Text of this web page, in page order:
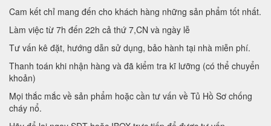
Cam kết chỉ mang đến cho khách hàng những sản phẩm tốt nhất.
Làm việc từ 7h đến 22h cả thứ 7,CN và ngày lễ
Tư vấn kê đặt, hướng dẫn sử dụng, bảo hành tại nhà miễn phí.
Thanh toán khi nhận hàng và đã kiểm tra kĩ lưỡng (có thể chuyển
khoản)
Mọi thắc mắc về sản phẩm hoặc cần tư vấn về Tủ Hồ Sơ chống
cháy nổ.